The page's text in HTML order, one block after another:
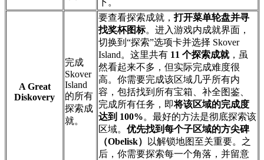
A Great
Diskovery
完成
Skover
Island
的所有
探索成
就。
要查看探索成就，打开菜单轮盘并寻
找奖杯图标。进入游戏内成就界面，
切换到“探索”选项卡并选择 Skover
Island。这里共有 11 个探索成就，虽
然看起来不多，但实际完成难度很
高。你需要完成该区域几乎所有内
容，包括找到所有宝箱、补全图鉴、
完成所有任务，即将该区域的完成度
达到 100%。最好的方法是彻底探索该
区域。 优先找到每个子区域的方尖碑
（Obelisk）
以解锁地图至关重要。之
后，你需要探索每一个角落，并留意